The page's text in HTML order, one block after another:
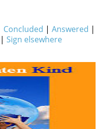
Concluded | Answered |
|Sign elsewhere